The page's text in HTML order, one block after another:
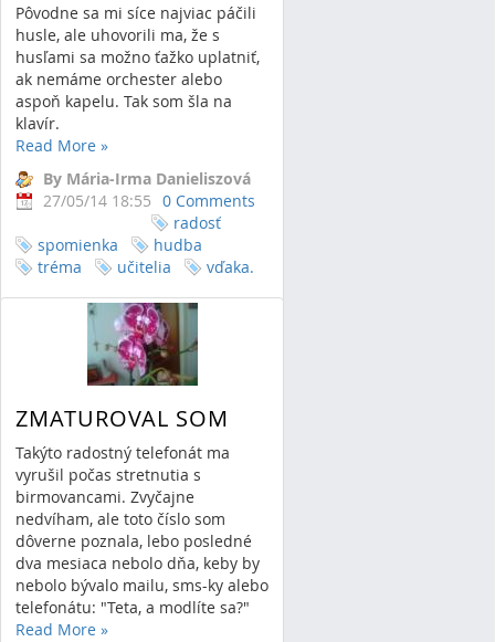
Pôvodne sa mi síce najviac páčili
husle, ale uhovorili ma, že s
husľami sa možno ťažko uplatniť,
ak nemáme orchester alebo
aspoň kapelu. Tak som šla na
klavír.
Read More »
By Mária-Irma Danieliszová
27/05/14 18:55 0 Comments
radosť
spomienka
hudba
tréma
učitelia vďaka.
ZMATUROVAL SOM
Takýto radostný telefonát ma
vyrušil počas stretnutia s
birmovancami. Zvyčajne
nedvíham, ale toto číslo som
dôverne poznala, lebo posledné
dva mesiaca nebolo dňa, keby by
nebolo bývalo mailu, sms-ky alebo
telefonátu: "Teta, a modlíte sa?"
Read More »